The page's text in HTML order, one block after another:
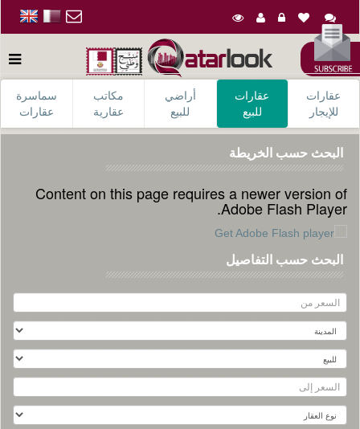
سماسرة
عقارات
مكاتب
عقارية
أراضي
للبيع
عقارات
للبيع
عقارات
للإيجار
البحث حسب الخريطة
Content on this page requires a newer version of
Adobe Flash Player.
البحث حسب التفاصيل